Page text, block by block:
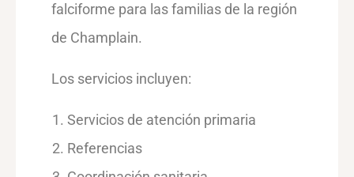
falciforme para las familias de la región
de Champlain.
Los servicios incluyen:
Servicios de atención primaria
Referencias